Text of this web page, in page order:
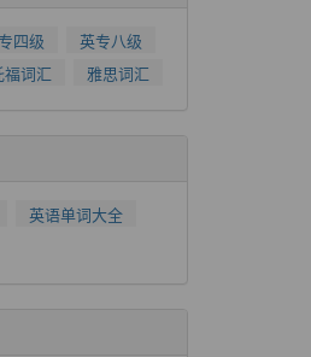
四级
英专八级
福词汇 雅思词汇
英语单词大全